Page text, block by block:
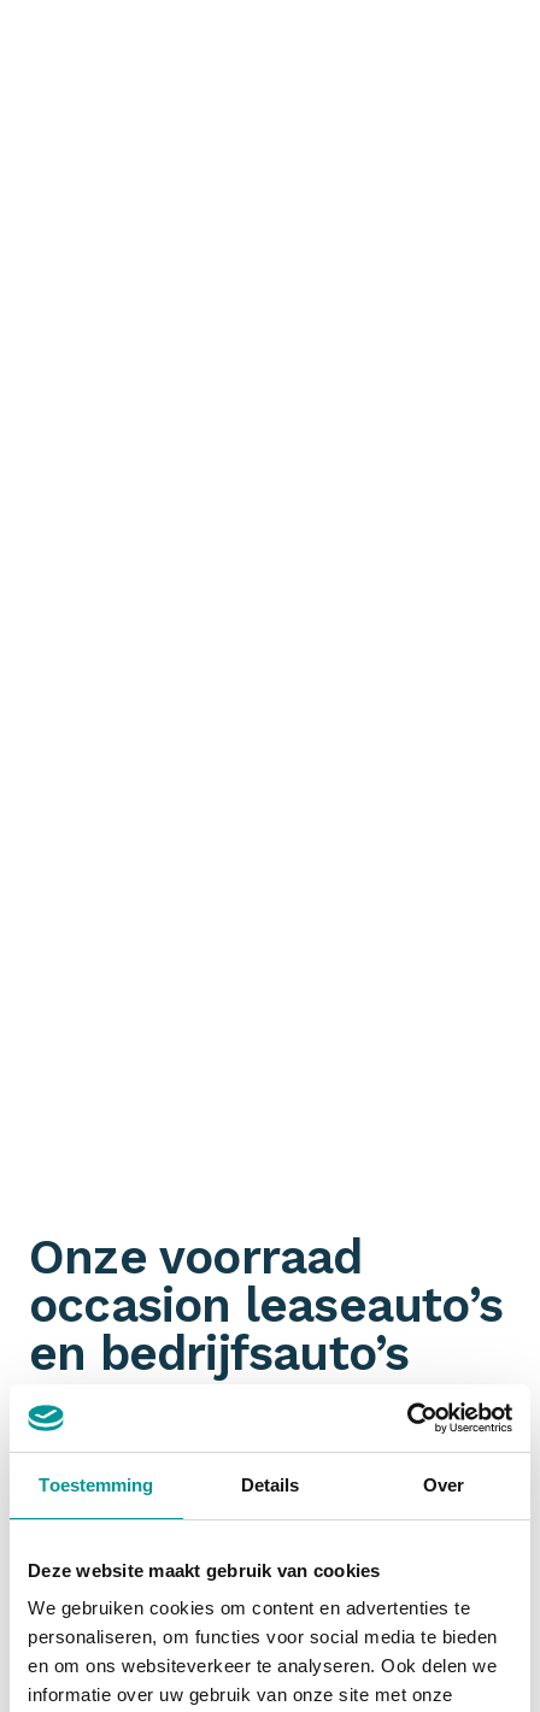
Toestemming Details Over
Deze website maakt gebruik van cookies
We gebruiken cookies om content en advertenties te
personaliseren, om functies voor social media te bieden
en om ons websiteverkeer te analyseren. Ook delen we
informatie over uw gebruik van onze site met onze
Onze voorraad
occasion leaseauto’s
en bedrijfsauto’s
Omdat wij aangesloten zijn bij talloze
partners
hebben wij een ongeëvenaarde voorraad aan jonge
ook nog eens gemakkelijk op
start dus bij De Lease Financier!
Financial lease occasion
Zakelijk een occasionfinancial leasen is slim. De